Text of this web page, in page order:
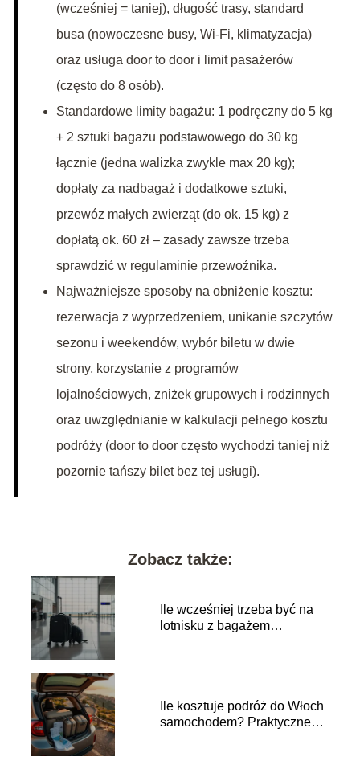
(wcześniej = taniej), długość trasy, standard
busa (nowoczesne busy, Wi-Fi, klimatyzacja)
oraz usługa door to door i limit pasażerów
(często do 8 osób).
Standardowe limity bagażu: 1 podręczny do 5 kg
+ 2 sztuki bagażu podstawowego do 30 kg
łącznie (jedna walizka zwykle max 20 kg);
dopłaty za nadbagaż i dodatkowe sztuki,
przewóz małych zwierząt (do ok. 15 kg) z
dopłatą ok. 60 zł – zasady zawsze trzeba
sprawdzić w regulaminie przewoźnika.
Najważniejsze sposoby na obniżenie kosztu:
rezerwacja z wyprzedzeniem, unikanie szczytów
sezonu i weekendów, wybór biletu w dwie
strony, korzystanie z programów
lojalnościowych, zniżek grupowych i rodzinnych
oraz uwzględnianie w kalkulacji pełnego kosztu
podróży (door to door często wychodzi taniej niż
pozornie tańszy bilet bez tej usługi).
Zobacz także:
Ile wcześniej trzeba być na
lotnisku z bagażem
Ile kosztuje podróż do Włoch
samochodem? Praktyczne